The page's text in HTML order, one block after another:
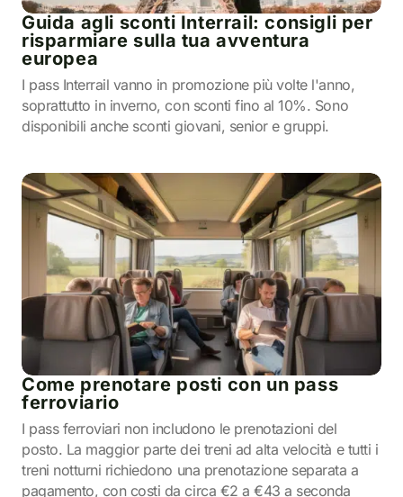
Guida agli sconti Interrail: consigli per
risparmiare sulla tua avventura
europea
I pass Interrail vanno in promozione più volte l'anno,
soprattutto in inverno, con sconti fino al 10%. Sono
disponibili anche sconti giovani, senior e gruppi.
Come prenotare posti con un pass
ferroviario
I pass ferroviari non includono le prenotazioni del
posto. La maggior parte dei treni ad alta velocità e tutti i
treni notturni richiedono una prenotazione separata a
pagamento, con costi da circa €2 a €43 a seconda